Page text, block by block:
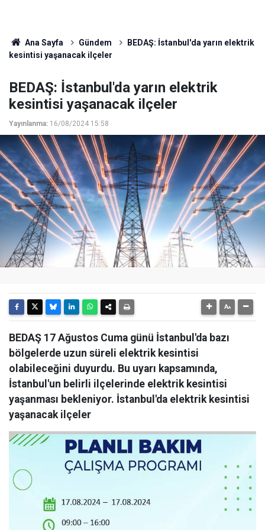
Ana Sayfa Gündem
BEDAŞ: İstanbul'da yarın elektrik
kesintisi yaşanacak ilçeler
BEDAŞ: İstanbul'da yarın elektrik
kesintisi yaşanacak ilçeler
Yayınlanma: 16/08/2024 15:58
BEDAŞ 17 Ağustos Cuma günü İstanbul'da bazı
bölgelerde uzun süreli elektrik kesintisi
olabileceğini duyurdu. Bu uyarı kapsamında,
İstanbul'un belirli ilçelerinde elektrik kesintisi
yaşanması bekleniyor. İstanbul'da elektrik kesintisi
yaşanacak ilçeler